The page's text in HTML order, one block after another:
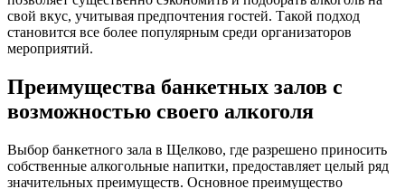
свой вкус, учитывая предпочтения гостей. Такой подход
становится все более популярным среди организаторов
мероприятий.
Преимущества банкетных залов с
возможностью своего алкоголя
Выбор банкетного зала в Щелково, где разрешено приносить
собственные алкогольные напитки, предоставляет целый ряд
значительных преимуществ. Основное преимущество